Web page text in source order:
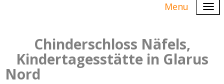
Menu
Chinderschloss Näfels,
Kindertagesstätte in Glarus
Nord